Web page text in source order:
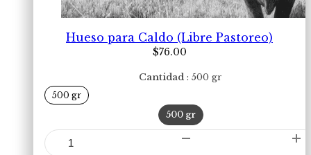
Hueso para Caldo (Libre Pastoreo)
$76.00
Cantidad 500 gr
500 gr
500 gr
Hueso